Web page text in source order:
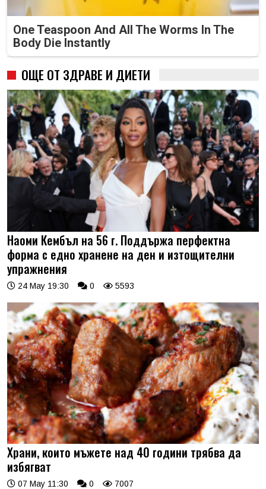
One Teaspoon And All The Worms In The
Body Die Instantly
ОЩЕ ОТ ЗДРАВЕ И ДИЕТИ
Наоми Кембъл на 56 г. Поддържа перфектна
форма с едно хранене на ден и изтощителни
упражнения
24 May 19:30 0 5593
Храни, които мъжете над 40 години трябва да
избягват
07 May 11:30 0 7007